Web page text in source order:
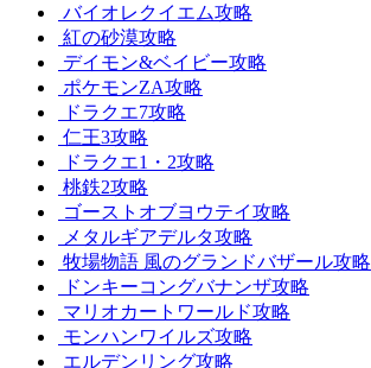
バイオレクイエム攻略
紅の砂漠攻略
デイモン&ベイビー攻略
ポケモンZA攻略
ドラクエ7攻略
仁王3攻略
ドラクエ1・2攻略
桃鉄2攻略
ゴーストオブヨウテイ攻略
メタルギアデルタ攻略
牧場物語 風のグランドバザール攻略
ドンキーコングバナンザ攻略
マリオカートワールド攻略
モンハンワイルズ攻略
エルデンリング攻略